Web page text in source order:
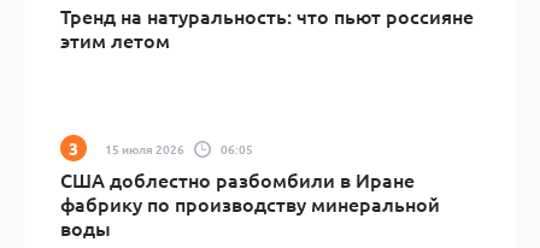
Тренд на натуральность: что пьют россияне
этим летом
15 июля 2026 06:05
США доблестно разбомбили в Иране
фабрику по производству минеральной
воды